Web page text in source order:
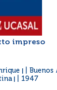
impreso
Buenos
1947